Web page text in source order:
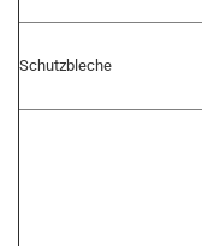
Schutzbleche